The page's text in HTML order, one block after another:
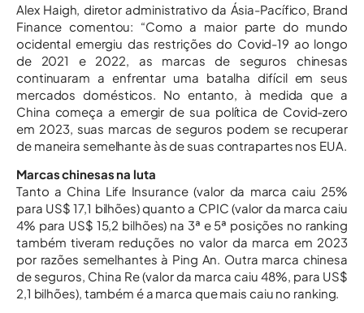
Alex Haigh, diretor administrativo da Ásia-Pacífico, Brand
Finance comentou: “Como a maior parte do mundo
ocidental emergiu das restrições do Covid-19 ao longo
de 2021 e 2022, as marcas de seguros chinesas
continuaram a enfrentar uma batalha difícil em seus
mercados domésticos. No entanto, à medida que a
China começa a emergir de sua política de Covid-zero
em 2023, suas marcas de seguros podem se recuperar
de maneira semelhante às de suas contrapartes nos EUA.
Marcas chinesas na luta
Tanto a China Life Insurance (valor da marca caiu 25%
para US$ 17,1 bilhões) quanto a CPIC (valor da marca caiu
4% para US$ 15,2 bilhões) na 3ª e 5ª posições no ranking
também tiveram reduções no valor da marca em 2023
por razões semelhantes à Ping An. Outra marca chinesa
de seguros, China Re (valor da marca caiu 48%, para US$
2,1 bilhões), também é a marca que mais caiu no ranking.